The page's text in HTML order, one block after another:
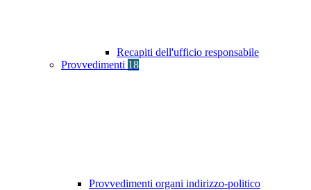
Recapiti dell'ufficio responsabile
Provvedimenti 18
Provvedimenti organi indirizzo-politico